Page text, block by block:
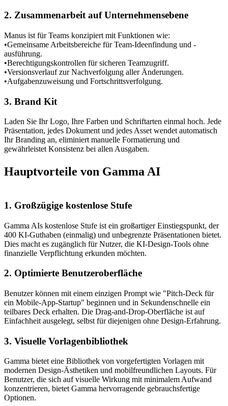
2. Zusammenarbeit auf Unternehmensebene
Manus ist für Teams konzipiert mit Funktionen wie:
•Gemeinsame Arbeitsbereiche für Team-Ideenfindung und -
ausführung.
•Berechtigungskontrollen für sicheren Teamzugriff.
•Versionsverlauf zur Nachverfolgung aller Änderungen.
•Aufgabenzuweisung und Fortschrittsverfolgung.
3. Brand Kit
Laden Sie Ihr Logo, Ihre Farben und Schriftarten einmal hoch. Jede
Präsentation, jedes Dokument und jedes Asset wendet automatisch
Ihr Branding an, eliminiert manuelle Formatierung und
gewährleistet Konsistenz bei allen Ausgaben.
Hauptvorteile von Gamma AI
1. Großzügige kostenlose Stufe
Gamma AIs kostenlose Stufe ist ein großartiger Einstiegspunkt, der
400 KI-Guthaben (einmalig) und unbegrenzte Präsentationen bietet.
Dies macht es zugänglich für Nutzer, die KI-Design-Tools ohne
finanzielle Verpflichtung erkunden möchten.
2. Optimierte Benutzeroberfläche
Benutzer können mit einem einzigen Prompt wie "Pitch-Deck für
ein Mobile-App-Startup" beginnen und in Sekundenschnelle ein
teilbares Deck erhalten. Die Drag-and-Drop-Oberfläche ist auf
Einfachheit ausgelegt, selbst für diejenigen ohne Design-Erfahrung.
3. Visuelle Vorlagenbibliothek
Gamma bietet eine Bibliothek von vorgefertigten Vorlagen mit
modernen Design-Ästhetiken und mobilfreundlichen Layouts. Für
Benutzer, die sich auf visuelle Wirkung mit minimalem Aufwand
konzentrieren, bietet Gamma hervorragende gebrauchsfertige
Optionen.